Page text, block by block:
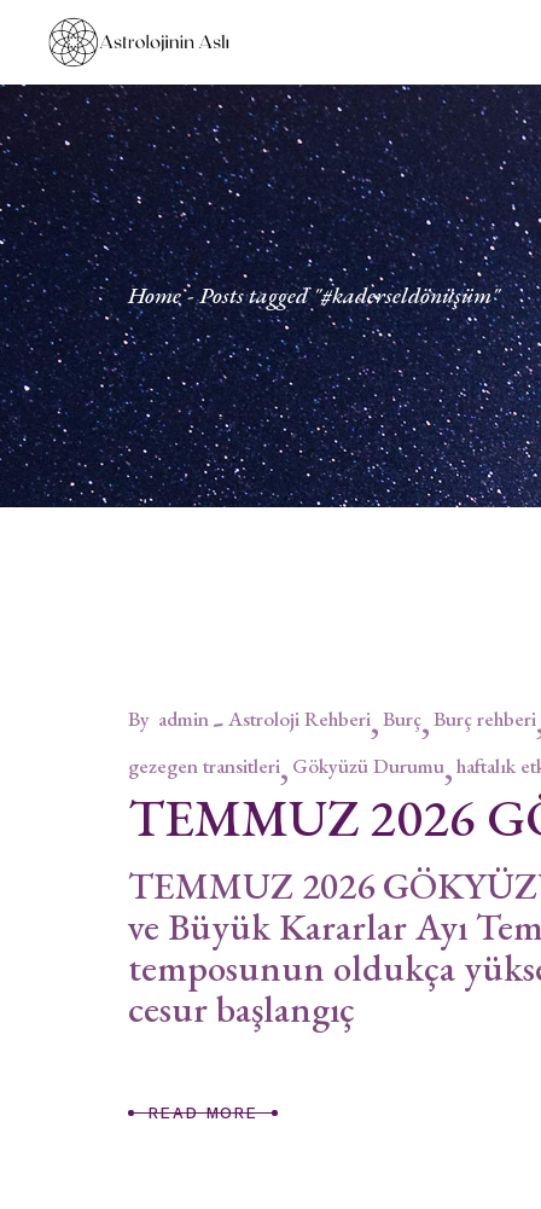
content
Home Posts tagged "#kaderseldönüşüm"
By admin Astroloji Rehberi Burç Burç rehberi
gezegen transitleri Gökyüzü Durumu haftalık
TEMMUZ 2026
TEMMUZ 2026
ve Büyük Kararlar Ayı
temposunun oldukça
cesur başlangıç
READ MORE